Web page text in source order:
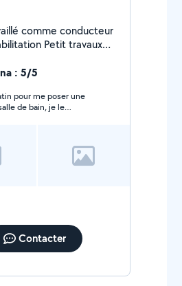
comme conducteur
Petit travaux
panneaux muraux
aménagement.
mettre en relation avec
qui mérite d'être
: 5/5
pour me poser une
de bain, je le
Contacter